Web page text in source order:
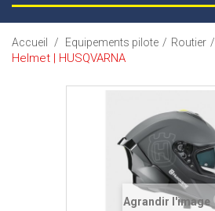
Accueil / Equipements pilote / Routier /
Helmet | HUSQVARNA
Agrandir l'image